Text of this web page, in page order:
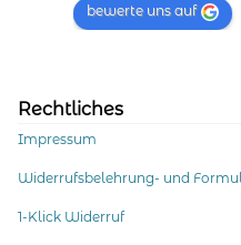
bewerte uns auf
Rechtliches
Impressum
Widerrufsbelehrung- und
1-Klick Widerruf